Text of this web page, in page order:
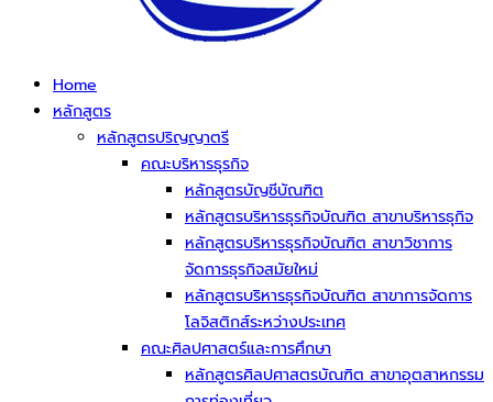
Home
หลักสูตร
หลักสูตรปริญญาตรี
คณะบริหารธุรกิจ
หลักสูตรบัญชีบัณฑิต
หลักสูตรบริหารธุรกิจบัณฑิต สาขาบริหารธุกิจ
หลักสูตรบริหารธุรกิจบัณฑิต สาขาวิชาการ
จัดการธุรกิจสมัยใหม่
หลักสูตรบริหารธุรกิจบัณฑิต สาขาการจัดการ
โลจิสติกส์ระหว่างประเทศ
คณะศิลปศาสตร์และการศึกษา
หลักสูตรศิลปศาสตรบัณฑิต สาขาอุตสาหกรรม